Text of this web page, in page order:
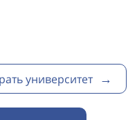
университет